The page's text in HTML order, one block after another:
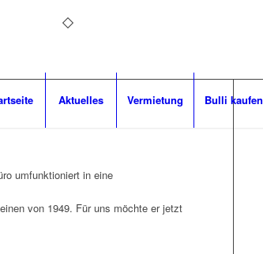
Aktuelles Vermietung Bulli kaufen
umfunktioniert in eine
von 1949. Für uns möchte er jetzt